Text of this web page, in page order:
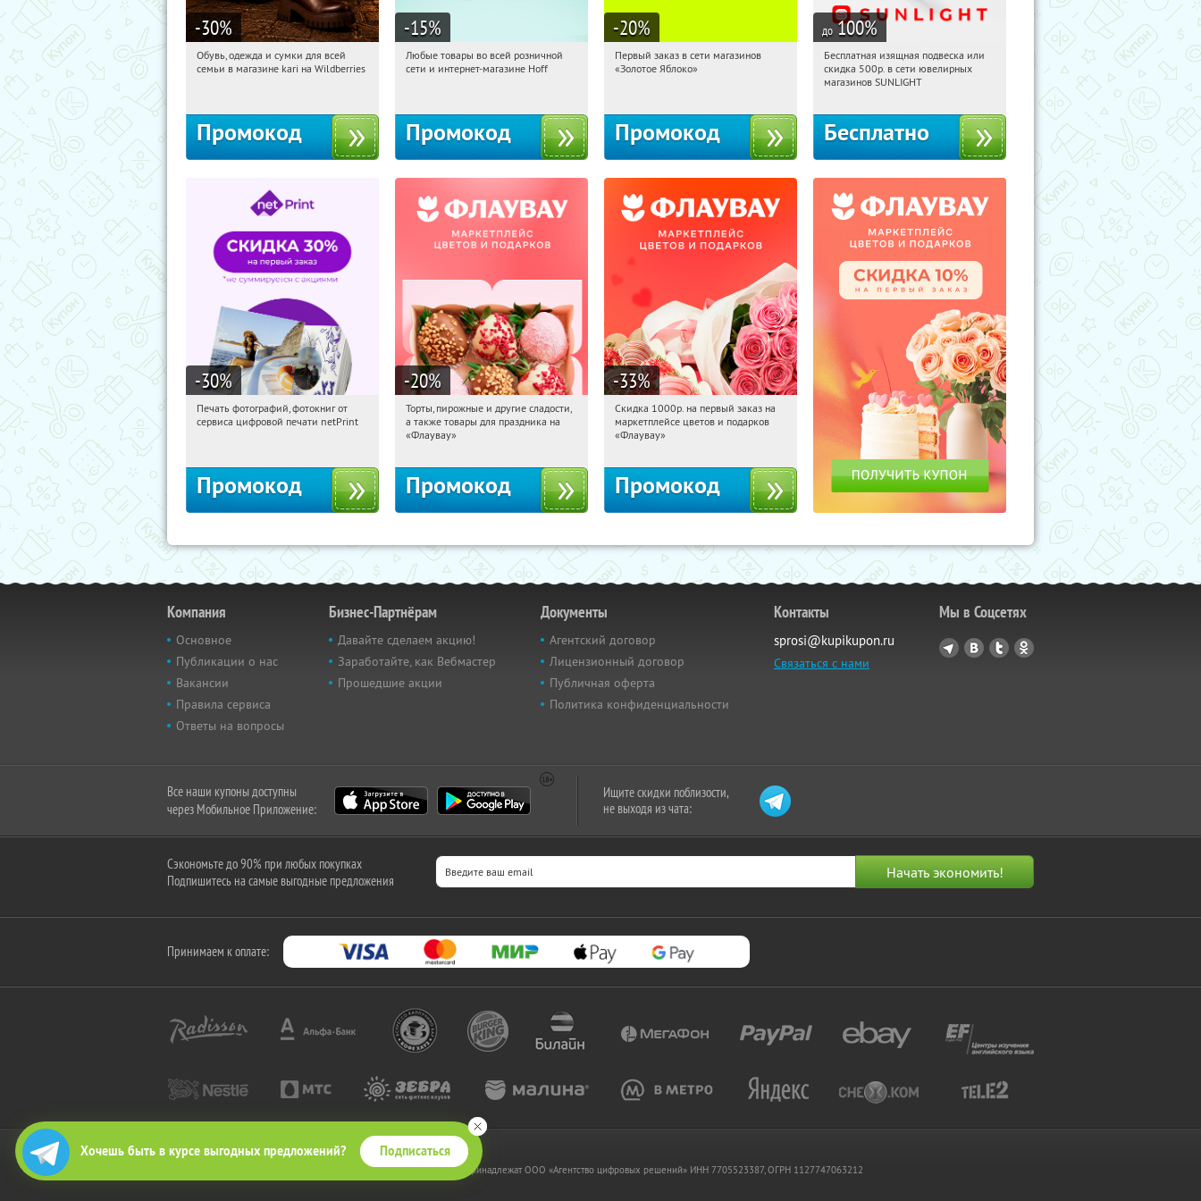
Хочешь быть в курсе выгодных предложений? Подписаться
-30%
15:12:54 Получили:
Обувь, одежда и сумки для всей
семьи в магазине kari на Wildberries
Промокод
-15%
15:12:54 Получили:
Любые товары во всей розничной
сети и интернет-магазине Hoff
Промокод
-20%
15:12:54
Получи первым!
Первый заказ в сети магазинов
«Золотое Яблоко»
Промокод
до 100%
15:12:54 Получили:
Россия
Бесплатная изящная подвеска или
скидка 500р. в сети ювелирных
магазинов SUNLIGHT
Бесплатно
-30%
15:12:54 Получили:
Печать фотографий, фотокниг от
сервиса цифровой печати netPrint
Промокод
-20%
15:12:54 Получили:
Россия
Торты, пирожные и другие сладости,
а также товары для праздника на
«Флаувау»
Промокод
-33%
15:12:54 Получили:
Россия
Скидка 1000р. на первый заказ на
маркетплейсе цветов и подарков
«Флаувау»
Промокод
Компания
Основное
Публикации о нас
Вакансии
Правила сервиса
Ответы на вопросы
Бизнес-Партнёрам
Давайте сделаем акцию!
Заработайте, как Вебмастер
Прошедшие акции
Документы
Агентский договор
Лицензионный договор
Публичная оферта
Политика конфиденциальности
Контакты
sprosi@kupikupon.ru
Связаться с нами
Мы в Соцсетях
Все наши купоны доступны
через Мобильное Приложение:
Ищите скидки поблизости,
не выходя из чата:
Сэкономьте до 90% при любых покупках
Подпишитесь на самые выгодные предложения
Принимаем к оплате:
2010-2026 © КупиКупон. Все права защищены.
Все права на товарный знак "КупиКупон" и на сайт www.kupikupon.ru принадлежат OOO «Агентство цифровых решений» ИНН 7705523387, ОГРН 1127747063212